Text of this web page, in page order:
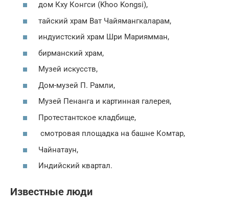
дом Кху Конгси (Khoo Kongsi),
тайский храм Ват Чайямангкаларам,
индуистский храм Шри Мариямман,
бирманский храм,
Музей искусств,
Дом-музей П. Рамли,
Музей Пенанга и картинная галерея,
Протестантское кладбище,
смотровая площадка на башне Комтар,
Чайнатаун,
Индийский квартал.
Известные люди